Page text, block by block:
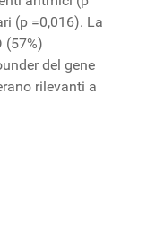
(p =0,016). La
(57%)
del gene
rilevanti a